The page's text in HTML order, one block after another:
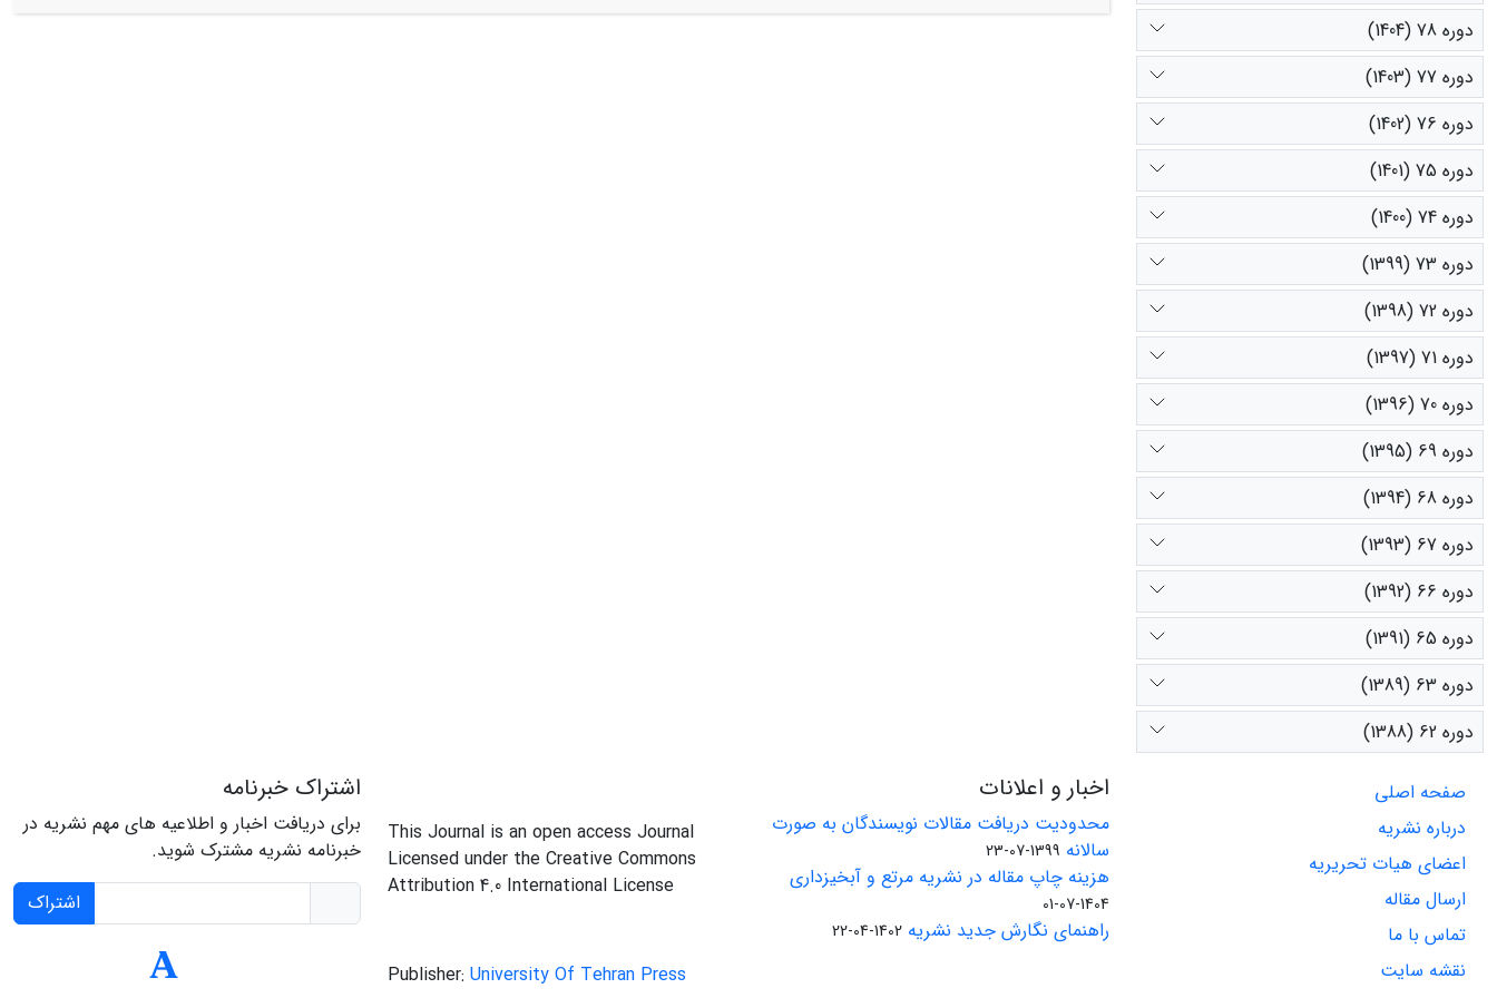
تاجی گونه‌های زیاد شونده نشان داد که پوشش تاجی گونه‌های Crucianella glaucaو Artemisia sieberi در سال 85 نسبت به سال 81 از اختلاف
دوره 78 (1404)
دوره 77 (1403)
دوره 76 (1402)
دوره 75 (1401)
دوره 74 (1400)
دوره 73 (1399)
دوره 72 (1398)
دوره 71 (1397)
دوره 70 (1396)
دوره 69 (1395)
دوره 68 (1394)
دوره 67 (1393)
دوره 66 (1392)
دوره 65 (1391)
دوره 63 (1389)
دوره 62 (1388)
صفحه اصلی
درباره نشریه
اعضای هیات تحریریه
ارسال مقاله
تماس با ما
نقشه سایت
اخبار و اعلانات
محدودیت دریافت مقالات نویسندگان به صورت
سالانه 1399-07-23
هزینه چاپ مقاله در نشریه مرتع و آبخیزداری
1404-07-01
راهنمای نگارش جدید نشریه 1402-04-22
This Journal is an open access Journal
Licensed under the Creative Commons
Attribution 4.0 International License
Publisher: University Of Tehran Press
اشتراک خبرنامه
برای دریافت اخبار و اطلاعیه های مهم نشریه در
خبرنامه نشریه مشترک شوید.
اشتراک